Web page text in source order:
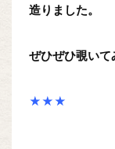
造りました。
ぜひぜひ覗いて
★★★